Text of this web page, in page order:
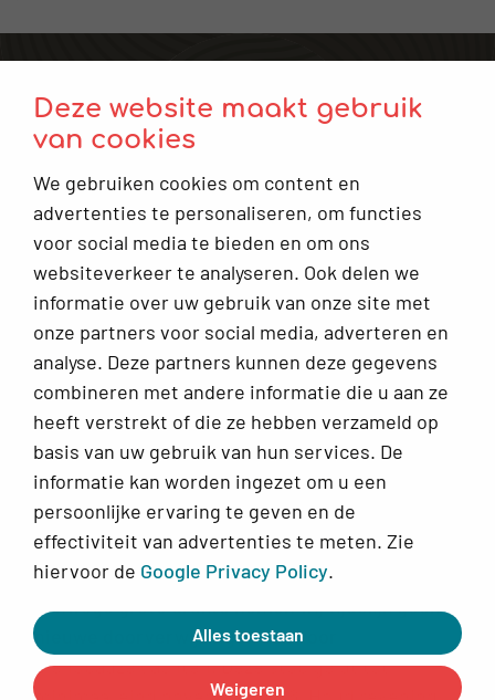
Deze website maakt gebruik
van cookies
We gebruiken cookies om content en
advertenties te personaliseren, om functies
voor social media te bieden en om ons
websiteverkeer te analyseren. Ook delen we
informatie over uw gebruik van onze site met
onze partners voor social media, adverteren en
analyse. Deze partners kunnen deze gegevens
combineren met andere informatie die u aan ze
heeft verstrekt of die ze hebben verzameld op
basis van uw gebruik van hun services. De
informatie kan worden ingezet om u een
persoonlijke ervaring te geven en de
effectiviteit van advertenties te meten. Zie
hiervoor de Google Privacy Policy.
Alles toestaan
Weigeren
Plan een afspraak
Keuzehulp: Moet ik naar de gynaecoloog?
Infoplein
Veelgestelde vragen
Alles voor jouw klachten rondom de vrouwelijke cyclus
Over Ellesie
Werkwijze, ons team en meer
Privacy
Cookies
Doorverwijzingen menopauze
klachten
Vanwege grote drukte nemen wij tijdelijk geen
nieuwe doorverwijzingen aan voor
menopauzeklachten. Deze stop geldt tot
minimaal eind november 2026. Houd rekening